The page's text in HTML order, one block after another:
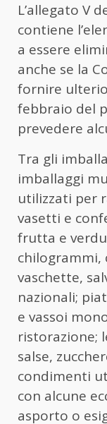
L’allegato V
contiene
a essere
anche se la
fornire
febbraio del
prevedere
Tra gli
imballaggi
utilizzati per
vasetti e
frutta e
chilogrammi,
vaschette,
nazionali;
e vassoi
ristorazione;
salse,
condimenti
con alcune
asporto o